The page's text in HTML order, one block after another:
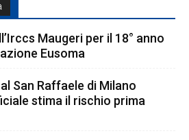
Maugeri per il 18° anno
Eusoma
San Raffaele di Milano
stima il rischio prima